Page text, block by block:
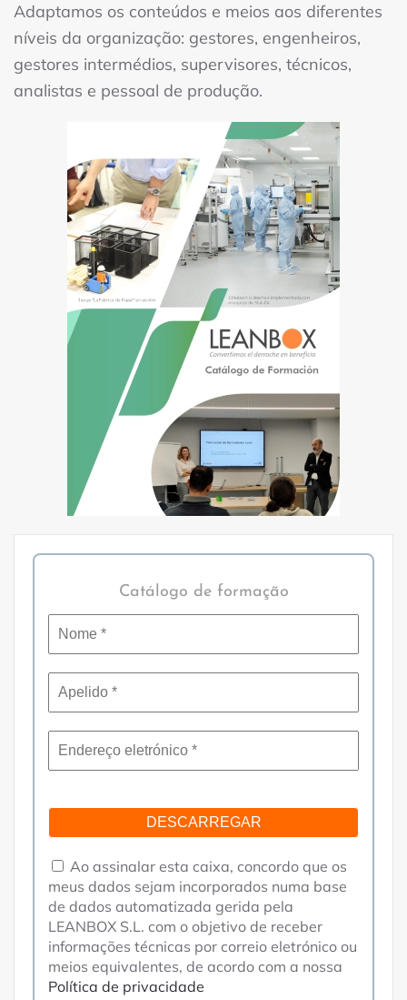
Adaptamos os conteúdos e meios aos diferentes
níveis da organização: gestores, engenheiros,
gestores intermédios, supervisores, técnicos,
analistas e pessoal de produção.
Catálogo de formação
Nome
Apelido
Endereço
eletrónico
Ao assinalar esta caixa, concordo que os
meus dados sejam incorporados numa base
de dados automatizada gerida pela
LEANBOX S.L. com o objetivo de receber
informações técnicas por correio eletrónico ou
meios equivalentes, de acordo com a nossa
Política de privacidade